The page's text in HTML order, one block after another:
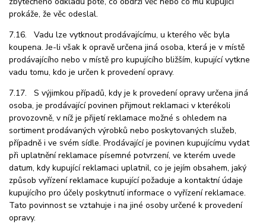
prokáže, že věc odeslal.
7.16. Vadu lze vytknout prodávajícímu, u kterého věc byla
koupena. Je-li však k opravě určena jiná osoba, která je v místě
prodávajícího nebo v místě pro kupujícího bližším, kupující vytkne
vadu tomu, kdo je určen k provedení opravy.
7.17. S výjimkou případů, kdy je k provedení opravy určena jiná
osoba, je prodávající povinen přijmout reklamaci v kterékoli
provozovně, v níž je přijetí reklamace možné s ohledem na
sortiment prodávaných výrobků nebo poskytovaných služeb,
případně i ve svém sídle. Prodávající je povinen kupujícímu vydat
při uplatnění reklamace písemné potvrzení, ve kterém uvede
datum, kdy kupující reklamaci uplatnil, co je jejím obsahem, jaký
způsob vyřízení reklamace kupující požaduje a kontaktní údaje
kupujícího pro účely poskytnutí informace o vyřízení reklamace.
Tato povinnost se vztahuje i na jiné osoby určené k provedení
opravy.